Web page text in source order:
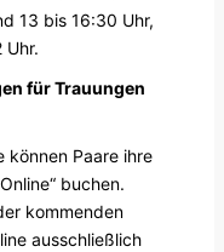
13 bis 16:30 Uhr,
für Trauungen
können Paare ihre
buchen.
kommenden
ausschließlich